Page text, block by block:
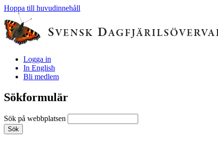
Hoppa till huvudinnehåll
Logga in
In English
Bli medlem
Sökformulär
Sök på webbplatsen